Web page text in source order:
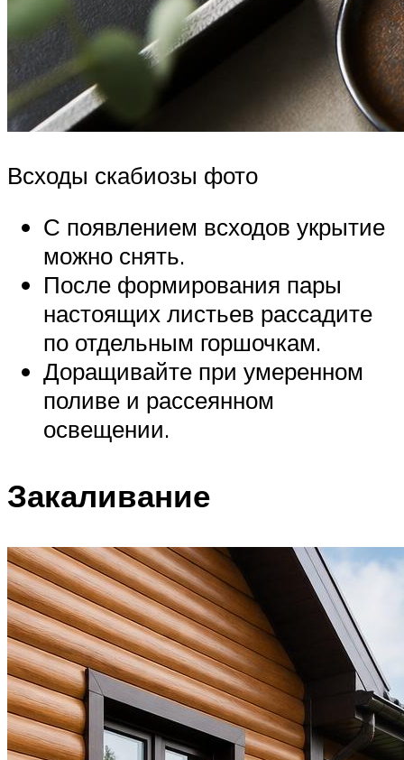
Всходы скабиозы фото
С появлением всходов укрытие
можно снять.
После формирования пары
настоящих листьев рассадите
по отдельным горшочкам.
Доращивайте при умеренном
поливе и рассеянном
освещении.
Закаливание